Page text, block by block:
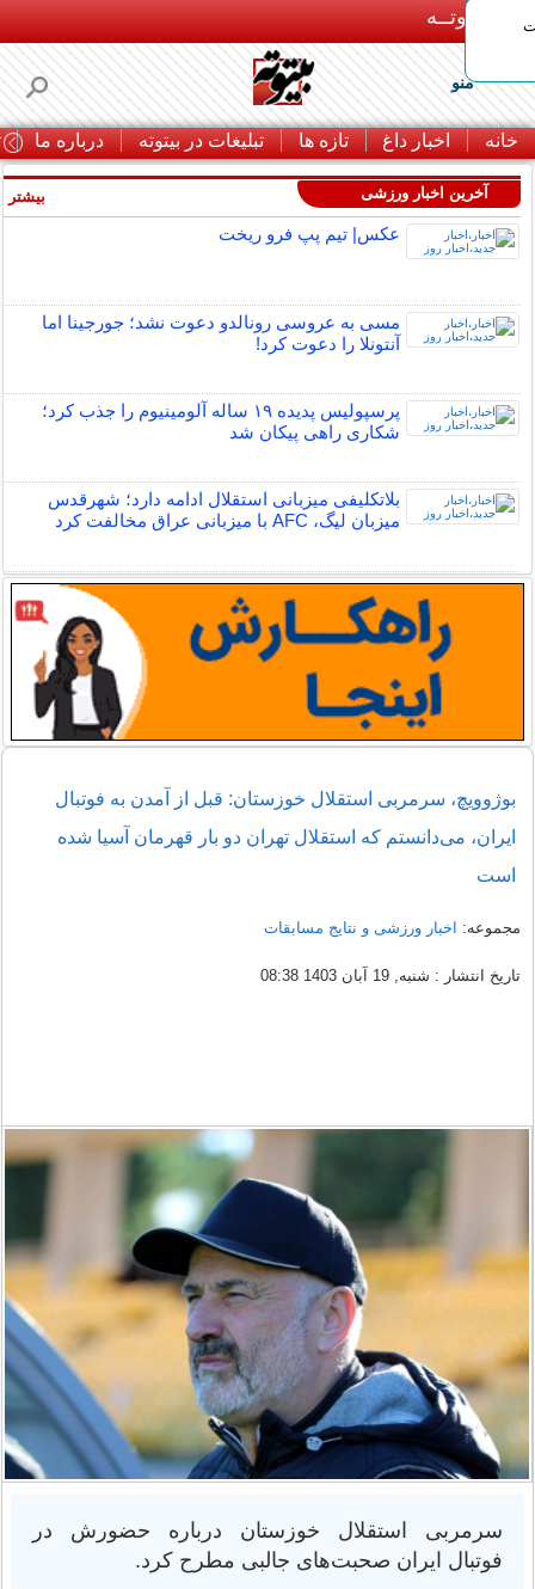
بـیتوتــه
منو
خانه اخبار داغ تازه ها تبلیغات در بیتوته درباره ما
آخرین اخبار ورزشی
عکس| تیم پپ فرو ریخت
مسی به عروسی رونالدو دعوت نشد؛ جورجینا اما
آنتونلا را دعوت کرد!
پرسپولیس پدیده ۱۹ ساله آلومینیوم را جذب کرد؛
شکاری راهی پیکان شد
بلاتکلیفی میزبانی استقلال ادامه دارد؛ شهرقدس
میزبان لیگ، AFC با میزبانی عراق مخالفت کرد
بیشتر
بوژوویچ، سرمربی استقلال خوزستان: قبل از آمدن به فوتبال
ایران، می‌دانستم که استقلال تهران دو بار قهرمان آسیا شده
است
مجموعه: اخبار ورزشی و نتایج مسابقات
تاریخ انتشار : شنبه, 19 آبان 1403 08:38
سرمربی استقلال خوزستان درباره حضورش در
فوتبال ایران صحبت‌های جالبی مطرح کرد.